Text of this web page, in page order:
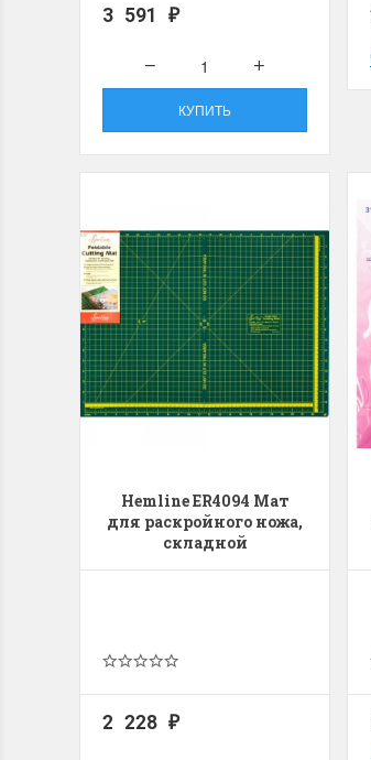
3 591 ₽
КУПИТЬ
Hemline ER4094 Мат
для раскройного ножа,
складной
2 228 ₽